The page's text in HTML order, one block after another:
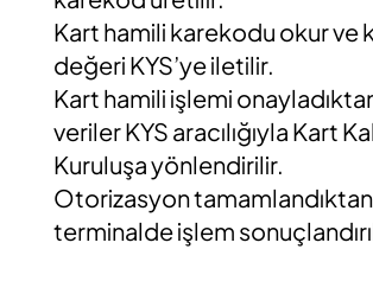
Kart hamili karekodu okur ve
değeri KYS’ye iletilir.
Kart hamili işlemi
veriler KYS aracılığıyla Kart
Kuruluşa yönlendirilir.
Otorizasyon
terminalde işlem